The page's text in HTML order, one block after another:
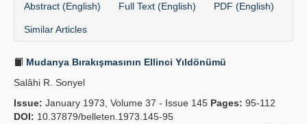
Abstract (English) Full Text (English) PDF (English)
Similar Articles
Mudanya Bırakışmasının Ellinci Yıldönümü
Salâhi R. Sonyel
Issue: January 1973, Volume 37 - Issue 145 Pages: 95-112
DOI: 10.37879/belleten.1973.145-95